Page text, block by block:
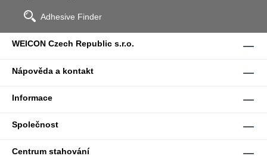
Adhesive Finder
WEICON Czech Republic s.r.o.
Nápověda a kontakt
Informace
Společnost
Centrum stahování